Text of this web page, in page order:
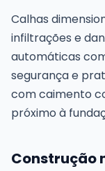
Calhas
infiltrações e
automáticas
segurança e
com caimento
próximo à
Construção